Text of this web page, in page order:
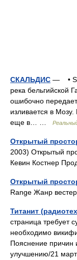
СКАЛЬДИС — •
река бельгийской
ошибочно
изливается в
еще в… …
Открытый
2003) Открытый
Кевин Костнер
Открытый
Range Жанр
Титанит
страница требует
необходимо
Пояснение причин
улучшению/21